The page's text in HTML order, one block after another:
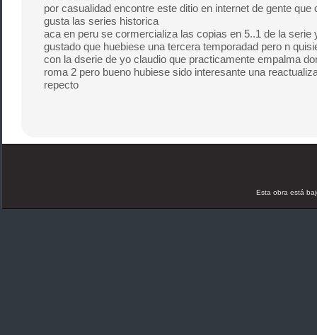
por casualidad encontre este ditio en internet de gente que
gusta las series historica
aca en peru se cormercializa las copias en 5..1 de la serie
gustado que huebiese una tercera temporadad pero n
con la dserie de yo claudio que practicamente empalma
roma 2 pero bueno hubiese sido interesante una
repecto
Esta obra está